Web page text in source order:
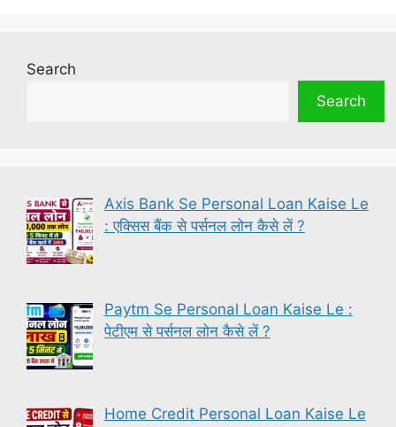
Search
Search
Axis Bank Se Personal Loan Kaise Le
: एक्सिस बैंक से पर्सनल लोन कैसे लें ?
Paytm Se Personal Loan Kaise Le :
पेटीएम से पर्सनल लोन कैसे लें ?
Home Credit Personal Loan Kaise Le